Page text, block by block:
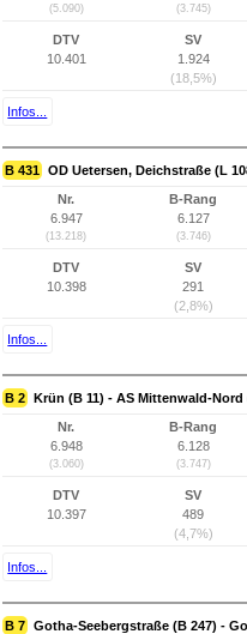
(5.090) (3.745)
DTV
10.401
SV
1.924
(18,5%)
Infos...
B 431 OD Uetersen, Deichstraße (L
Nr.
6.947
(13.218)
B-Rang
6.127
(3.746)
DTV
10.398
SV
291
(2,8%)
Infos...
B 2 Krün (B 11) - AS Mittenwald-Nord
Nr.
6.948
(3.060)
B-Rang
6.128
(3.747)
DTV
10.397
SV
489
(4,7%)
Infos...
B 7 Gotha-Seebergstraße (B 247) -